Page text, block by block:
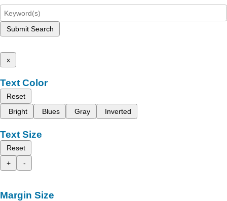
Submit Search
x
Text Color
Reset
Bright
Blues Gray Inverted
Text Size
Reset
+
-
Margin Size